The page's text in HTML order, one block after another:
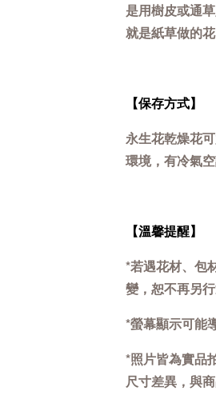
是用樹皮或通
就是紙草做的花
【保存方式】
永生花乾燥花
環境，有冷氣
【溫馨提醒】
*若遇花材、包
變，恕不再另行
*螢幕顯示可能
*照片皆為實品
尺寸差異，與